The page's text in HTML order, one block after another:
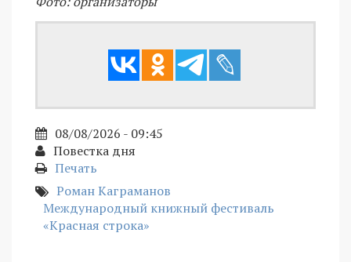
08/08/2026 - 09:45
Повестка дня
Печать
Роман Каграманов
Международный книжный фестиваль
«Красная строка»